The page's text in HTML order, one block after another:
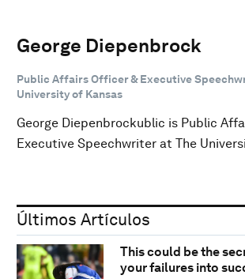
George Diepenbrock
Public Affairs Officer & Executive
University of Kansas
George Diepenbrockublic is Public
Executive Speechwriter at The
Últimos Artículos
This could be the
your failures into